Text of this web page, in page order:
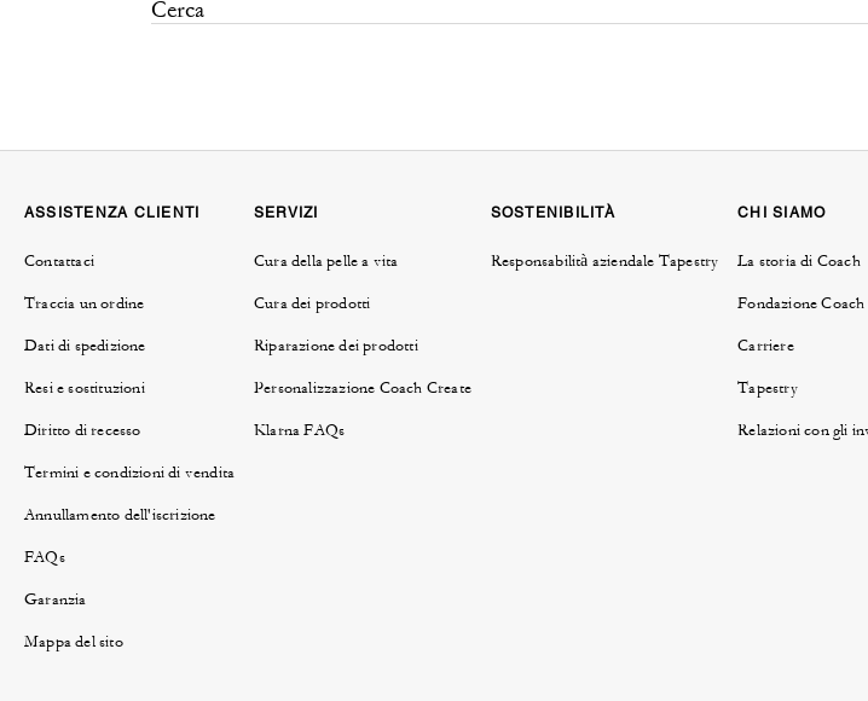
ASSISTENZA CLIENTI
Contattaci
Traccia un ordine
Dati di spedizione
Resi e sostituzioni
Diritto di recesso
Termini e condizioni di vendita
Annullamento dell'iscrizione
FAQs
Garanzia
Mappa del sito
SERVIZI
Cura della pelle a vita
Cura dei prodotti
Riparazione dei prodotti
Personalizzazione Coach Create
Klarna FAQs
SOSTENIBILITÀ
Responsabilità aziendale Tapestry
CHI SIAMO
La storia di Coach
Fondazione Coach
Carriere
Tapestry
Relazioni con gli